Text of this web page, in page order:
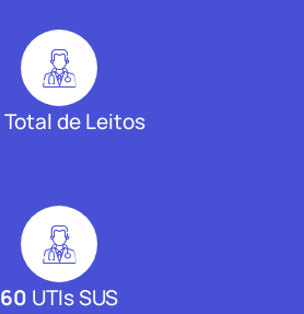
Total de Leitos
60 UTIs SUS